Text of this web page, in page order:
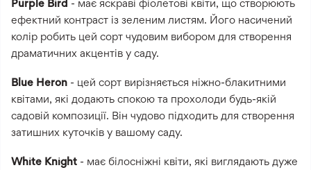
Purple Bird - має яскраві фіолетові квіти, що створюють
ефектний контраст із зеленим листям. Його насичений
колір робить цей сорт чудовим вибором для створення
драматичних акцентів у саду.
Blue Heron - цей сорт вирізняється ніжно-блакитними
квітами, які додають спокою та прохолоди будь-якій
садовій композиції. Він чудово підходить для створення
затишних куточків у вашому саду.
White Knight - має білосніжні квіти, які виглядають дуже